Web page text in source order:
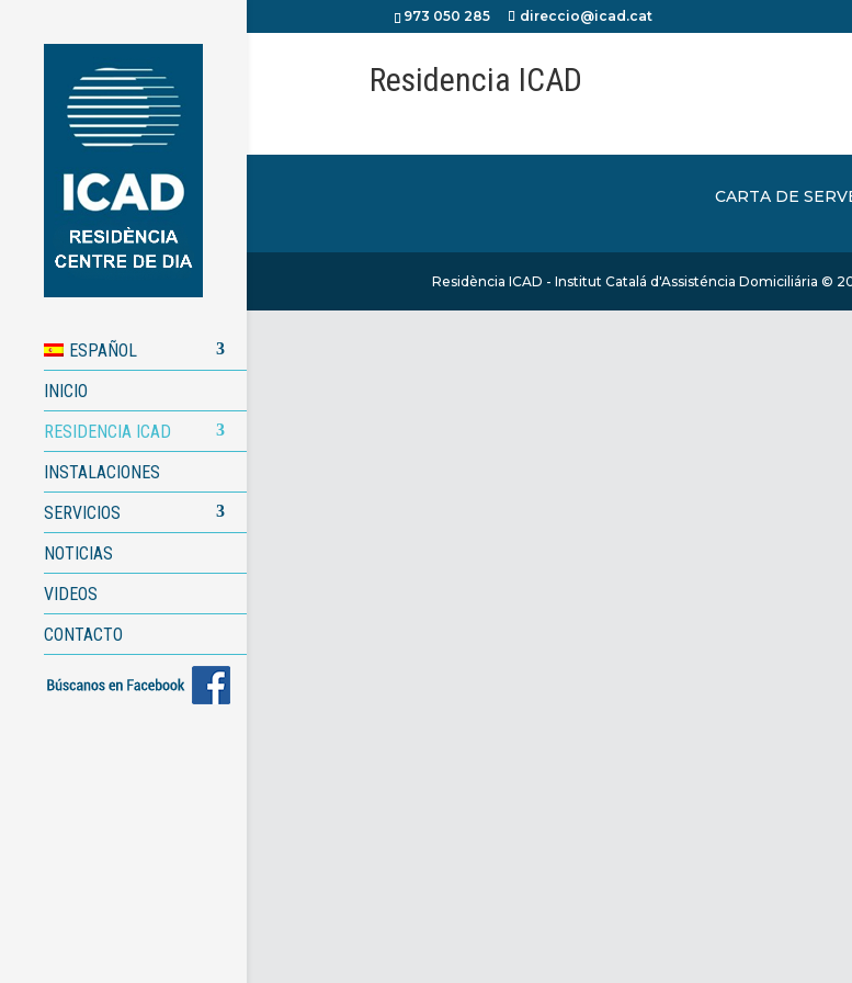
973 050 285 direccio@icad.cat
ESPAÑOL
INICIO
RESIDENCIA ICAD
INSTALACIONES
SERVICIOS
NOTICIAS
VIDEOS
CONTACTO
Residencia ICAD
CARTA DE
Residència ICAD - Institut Catalá d'Assisténcia Domiciliária ©